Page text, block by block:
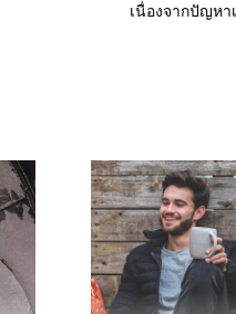
เนื่องจากปัญห